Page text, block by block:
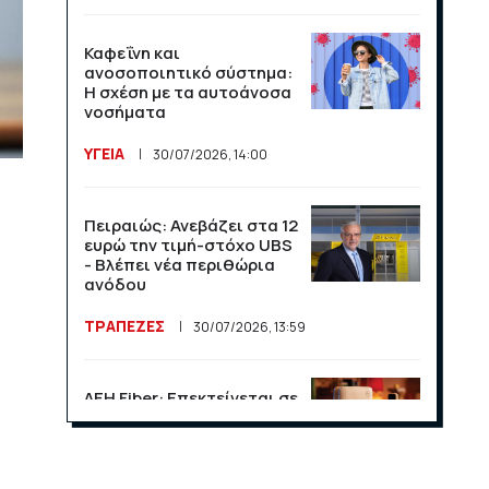
Καφεΐνη και
ανοσοποιητικό σύστημα:
Η σχέση με τα αυτοάνοσα
νοσήματα
ΥΓΕΙΑ 30/07/2026, 14:00
Πειραιώς: Ανεβάζει στα 12
ευρώ την τιμή-στόχο UBS
- Βλέπει νέα περιθώρια
ανόδου
ΤΡΑΠΕΖΕΣ 30/07/2026, 13:59
ΔΕΗ Fiber: Επεκτείνεται σε
15 νέες περιοχές σε Αττική